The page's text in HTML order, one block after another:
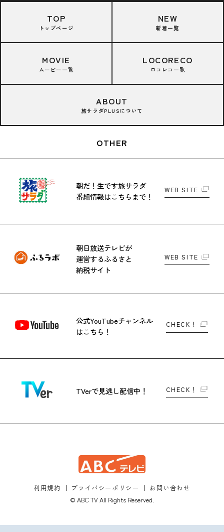
TOP
トップページ
NEW
新着一覧
MOVIE
ムービー一覧
LOCORECO
ロコレコ一覧
ABOUT
旅サラダPLUSについて
OTHER
朝だ！生です旅サラダ
番組情報はこちらまで！
WEB SITE
朝日放送テレビが
運営するふるさと
納税サイト
WEB SITE
公式YouTubeチャンネル
はこちら！
CHECK！
TVerで見逃し配信中！ CHECK！
利用規約 プライバシーポリシー
お問い合わせ
© ABC TV All Rights Reserved.